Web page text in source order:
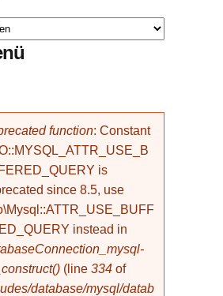
function: Constant
is
since 8.5, use
instead in
(line 334 of
database/mysql/datab